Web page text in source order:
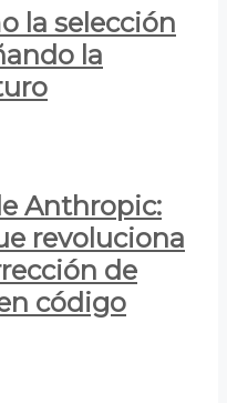
la selección
la
Anthropic:
revoluciona
de
código